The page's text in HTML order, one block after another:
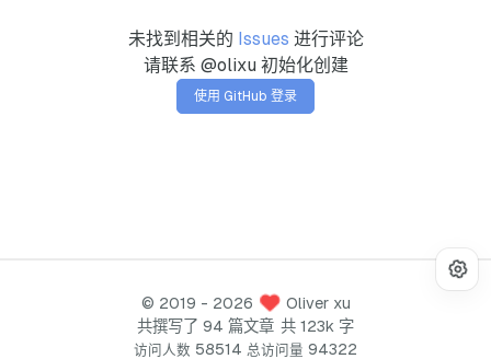
未找到相关的 Issues 进行评论
请联系 @olixu 初始化创建
使用 GitHub 登录
© 2019 - 2026
Oliver xu
共撰写了 94 篇文章 共 123k 字
访问人数 58514 总访问量 94322